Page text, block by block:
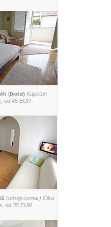
(Dorćol) Kapetan
od 45 EUR
(strogi centar) Čika
od 35 EUR